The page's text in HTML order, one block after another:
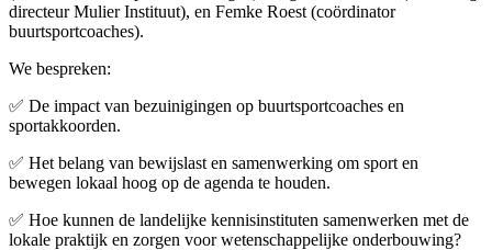
directeur Mulier Instituut), en Femke Roest (coördinator
buurtsportcoaches).
We bespreken:
✅ De impact van bezuinigingen op buurtsportcoaches en
sportakkoorden.
✅ Het belang van bewijslast en samenwerking om sport en
bewegen lokaal hoog op de agenda te houden.
✅ Hoe kunnen de landelijke kennisinstituten samenwerken met de
lokale praktijk en zorgen voor wetenschappelijke onderbouwing?